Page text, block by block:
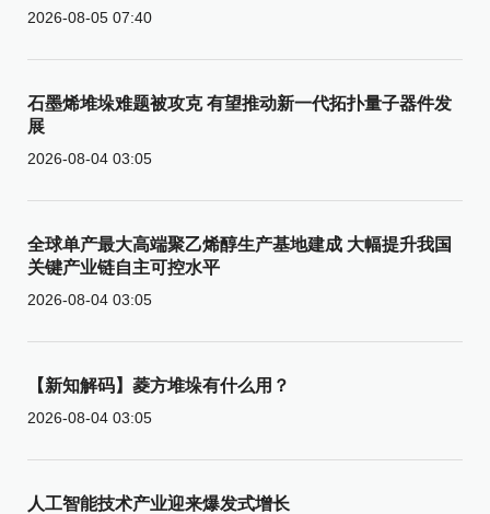
2026-08-05 07:40
石墨烯堆垛难题被攻克 有望推动新一代拓扑量子器件发
展
2026-08-04 03:05
全球单产最大高端聚乙烯醇生产基地建成 大幅提升我国
关键产业链自主可控水平
2026-08-04 03:05
【新知解码】菱方堆垛有什么用？
2026-08-04 03:05
人工智能技术产业迎来爆发式增长